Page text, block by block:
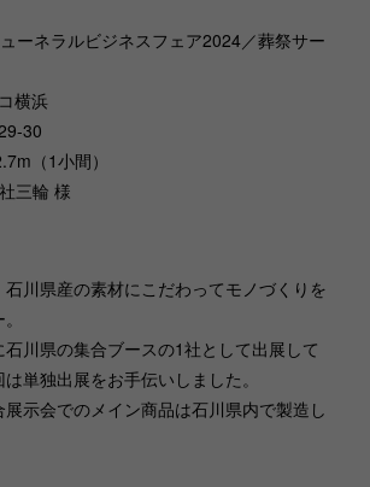
ーネラルビジネスフェア2024／葬祭サー
横浜
30
（1小間）
三輪 様
川県産の素材にこだわってモノづくりを
川県の集合ブースの1社として出展して
単独出展をお手伝いしました。
示会でのメイン商品は石川県内で製造し